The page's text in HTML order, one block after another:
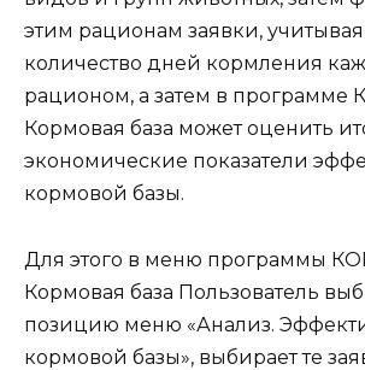
этим рационам заявки,
количество дней кормления
рационом, а затем в программе
Кормовая база может оценить
экономические показатели
кормовой базы.
Для этого в меню программы
Кормовая база Пользователь
позицию меню «Анализ.
кормовой базы», выбирает те